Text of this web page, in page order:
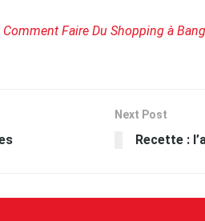
Comment Faire Du Shopping à
Next Post
Recette :